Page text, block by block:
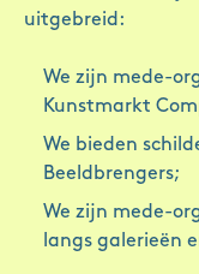
uitgebreid:
We zijn mede-
Kunstmarkt
We bieden
Beeldbrengers;
We zijn mede-
langs galerieën